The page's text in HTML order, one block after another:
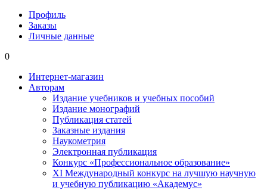
Профиль
Заказы
Личные данные
0
Интернет-магазин
Авторам
Издание учебников и учебных пособий
Издание монографий
Публикация статей
Заказные издания
Наукометрия
Электронная публикация
Конкурс «Профессиональное образование»
XI Международный конкурс на лучшую научную
и учебную публикацию «Академус»